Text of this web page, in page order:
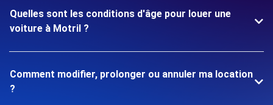
Quelles sont les conditions d'âge pour louer une
voiture à Motril ?
Comment modifier, prolonger ou annuler ma location
?